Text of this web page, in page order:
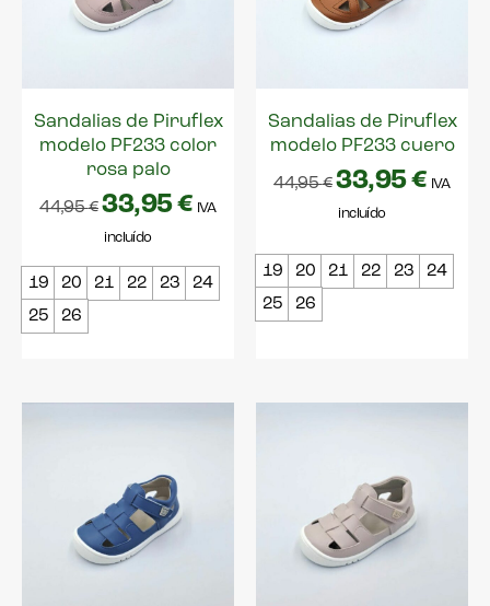
Sandalias de Piruflex
modelo PF233 color
rosa palo
44,95€ 33,95€ IVA
incluído
19 20 21 22 23
24
25
26
Sandalias de Piruflex
modelo PF233 cuero
44,95€ 33,95€ IVA
incluído
19 20 21 22 23
24
25
26